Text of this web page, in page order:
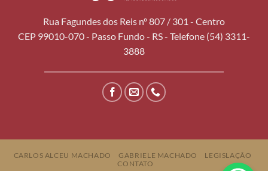
Rua Fagundes dos Reis nº 807 / 301 - Centro
CEP 99010-070 - Passo Fundo - RS - Telefone (54) 3311-
3888
CARLOS ALCEU MACHADO GABRIELE MACHADO
LEGISLAÇÃO
CONTATO